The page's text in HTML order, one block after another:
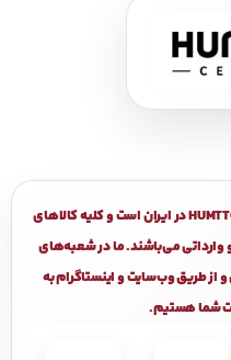
فروشگاه هامتو سنتر نماینده رسمی برند HUMTTO در ایران است و کلیه کالاهای
وارداتی می‌باشند. ما در شعبه‌های
از طریق وب‌سایت و اینستاگرام به
شما هستیم.